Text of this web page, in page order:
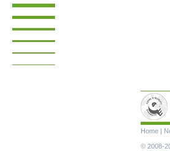
Home |
© 2008-